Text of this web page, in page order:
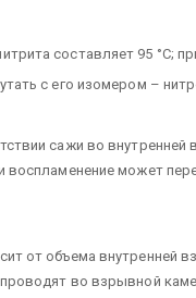
составляет 95 °С;
с его изомером –
сажи во
воспламенение может
от объема
во взрывной